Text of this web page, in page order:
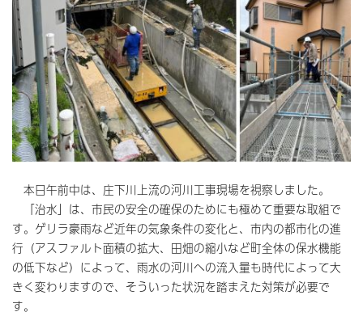
本日午前中は、庄下川上流の河川工事現場を視察しました。
「治水」は、市民の安全の確保のためにも極めて重要な取組で
す。ゲリラ豪雨など近年の気象条件の変化と、市内の都市化の進
行（アスファルト面積の拡大、田畑の縮小など町全体の保水機能
の低下など）によって、雨水の河川への流入量も時代によって大
きく変わりますので、そういった状況を踏まえた対策が必要で
す。